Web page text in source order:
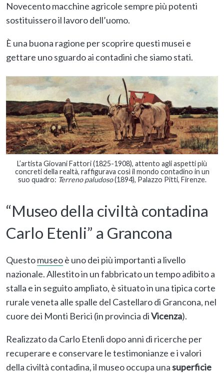
Novecento macchine agricole sempre più potenti
sostituissero il lavoro dell’uomo.
È una buona ragione per scoprire questi musei e
gettare uno sguardo ai contadini che siamo stati.
L’artista Giovani Fattori (1825-1908), attento agli aspetti più
concreti della realtà, raffigurava così il mondo contadino in un
suo quadro: Terreno paludoso(1894), Palazzo Pitti, Firenze.
“Museo della civiltà contadina
Carlo Etenli” a Grancona
Questomuseoè uno dei più importanti a livello
nazionale. Allestito in un fabbricato un tempo adibito a
stalla e in seguito ampliato, è situato in una tipica corte
rurale veneta alle spalle del Castellaro di Grancona, nel
cuore dei Monti Berici (in provincia diVicenza).
Realizzato da Carlo Etenli dopo anni di ricerche per
recuperare e conservare le testimonianze e i valori
della civiltà contadina, il museo occupa unasuperficie